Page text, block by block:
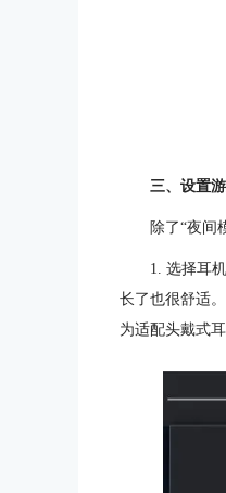
三、设置
除了“夜间
1. 选择耳
长了也很舒适
为适配头戴式